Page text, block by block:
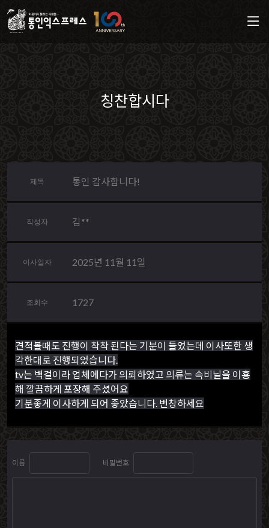
칭찬합시다
제목 통인 감사합니다!
작성자 김**
이사일자 2025년 11월 11일
조회수 1727
견적볼때도 진행이 착착 된다는 기분이 들었는데 이사또한 생
각한대로 진행되었습니다.
tv는 벽걸이라 업체에다가 의뢰하였고 의류는 속비닐을 이횽
해 깔끔하게 포장해 주셨어요
기분좋게 이사하게 되어 좋았습니다. 번창하세요
이름 비밀번호